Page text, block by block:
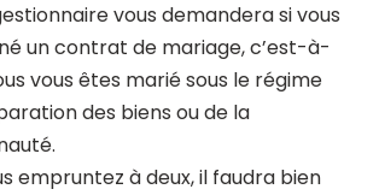
vous demandera si vous
un contrat de mariage, c’est-à-
vous êtes marié sous le régime
des biens ou de la
empruntez à deux, il faudra bien